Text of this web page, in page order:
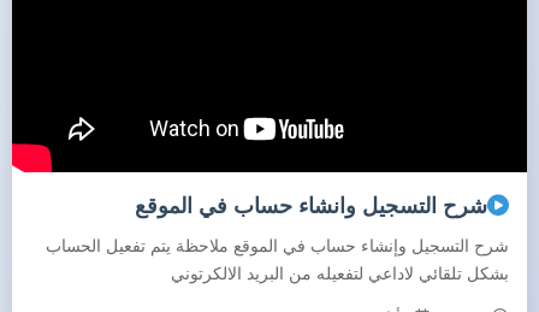
شرح التسجيل وانشاء حساب في الموقع
شرح التسجيل وإنشاء حساب في الموقع ملاحظة يتم تفعيل الحساب
بشكل تلقائي لاداعي لتفعيله من البريد الالكرتوني